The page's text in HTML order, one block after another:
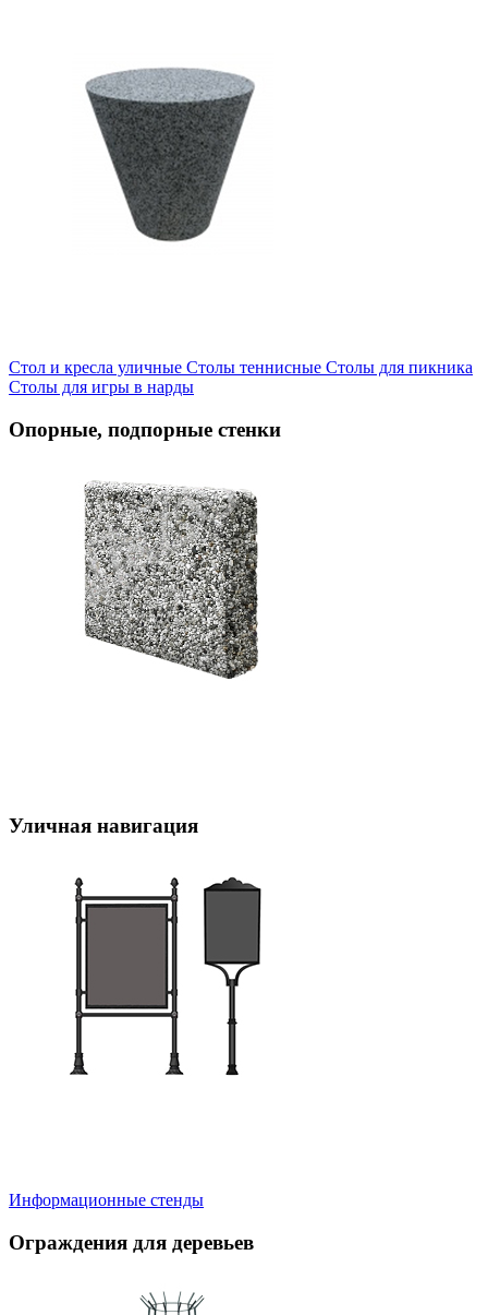
Стол и кресла уличные Cтолы теннисные Столы для пикника
Столы для игры в нарды
Опорные, подпорные стенки
Уличная навигация
Информационные стенды
Ограждения для деревьев